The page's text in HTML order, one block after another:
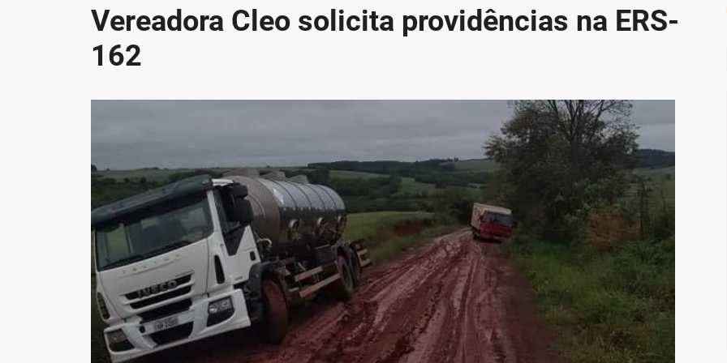
Vereadora Cleo solicita providências na ERS-
162